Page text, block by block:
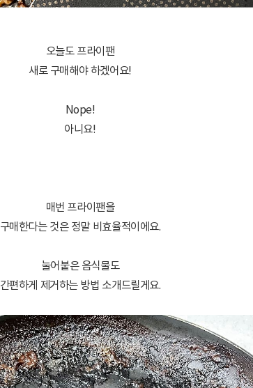
오늘도 프라이팬
새로 구매해야 하겠어요!
Nope!
아니요!
매번 프라이팬을
구매한다는 것은 정말 비효율적이에요.
눌어붙은 음식물도
간편하게 제거하는 방법 소개드릴게요.